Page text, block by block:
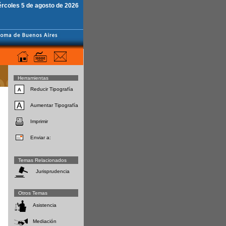
5 de agosto de 2026
Herramientas
Reducir Tipografía
Aumentar Tipografía
Imprimir
Enviar a:
Temas Relacionados
Jurisprudencia
Otros Temas
Asistencia
Mediación